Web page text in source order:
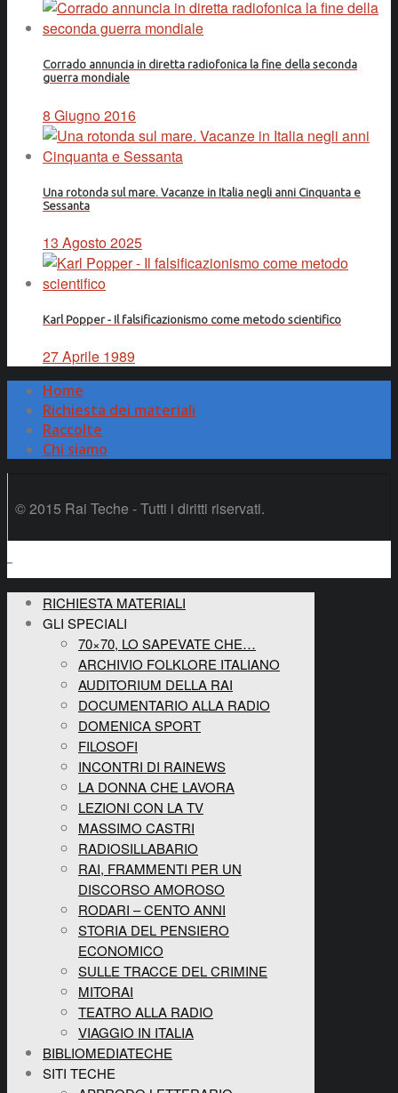
Corrado annuncia in diretta radiofonica la fine della seconda
guerra mondiale
8 Giugno 2016
Una rotonda sul mare. Vacanze in Italia negli anni Cinquanta e
Sessanta
13 Agosto 2025
Karl Popper - Il falsificazionismo come metodo scientifico
27 Aprile 1989
Home
Richiesta dei materiali
Raccolte
Chi siamo
© 2015 Rai Teche - Tutti i diritti riservati.
RICHIESTA MATERIALI
GLI SPECIALI
70×70, LO SAPEVATE CHE…
ARCHIVIO FOLKLORE ITALIANO
AUDITORIUM DELLA RAI
DOCUMENTARIO ALLA RADIO
DOMENICA SPORT
FILOSOFI
INCONTRI DI RAINEWS
LA DONNA CHE LAVORA
LEZIONI CON LA TV
MASSIMO CASTRI
RADIOSILLABARIO
RAI, FRAMMENTI PER UN
DISCORSO AMOROSO
RODARI – CENTO ANNI
STORIA DEL PENSIERO
ECONOMICO
SULLE TRACCE DEL CRIMINE
MITORAI
TEATRO ALLA RADIO
VIAGGIO IN ITALIA
BIBLIOMEDIATECHE
SITI TECHE